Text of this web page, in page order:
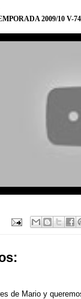
2009/10 V-
de Mario y